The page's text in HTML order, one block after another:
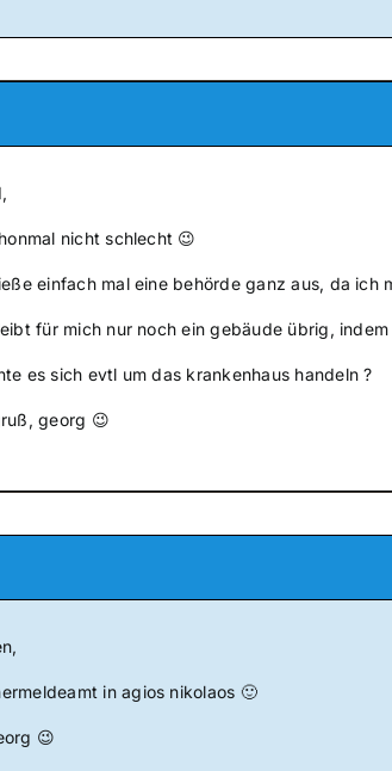
nicht schlecht 😉
einfach mal eine behörde ganz aus, da
für mich nur noch ein gebäude übrig,
es sich evtl um das krankenhaus handeln ?
georg 😉
in agios nikolaos 🙂
😉